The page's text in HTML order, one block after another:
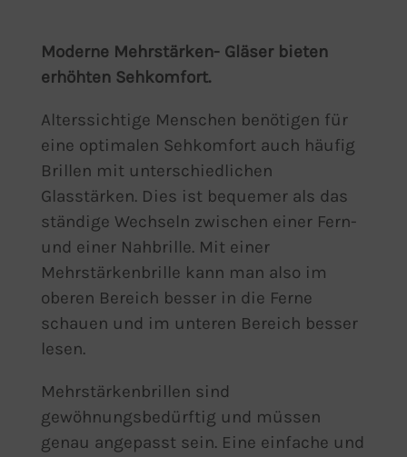
Moderne Mehrstärken- Gläser bieten
erhöhten Sehkomfort.
Alterssichtige Menschen benötigen für
eine optimalen Sehkomfort auch häufig
Brillen mit unterschiedlichen
Glasstärken. Dies ist bequemer als das
ständige Wechseln zwischen einer Fern-
und einer Nahbrille. Mit einer
Mehrstärkenbrille kann man also im
oberen Bereich besser in die Ferne
schauen und im unteren Bereich besser
lesen.
Mehrstärkenbrillen sind
gewöhnungsbedürftig und müssen
genau angepasst sein. Eine einfache und